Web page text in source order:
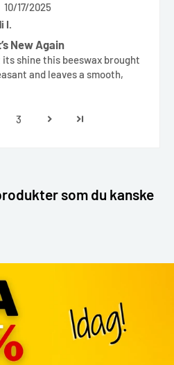
10/17/2025
I.
New Again
shine this beeswax brought
and leaves a smooth,
3
som du kanske